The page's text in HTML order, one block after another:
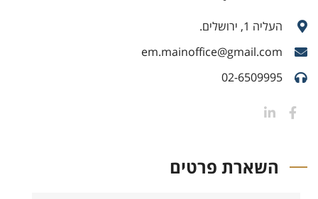
העליה 1, ירושלים.
em.mainoffice@gmail.com
02-6509995
השארת פרטים